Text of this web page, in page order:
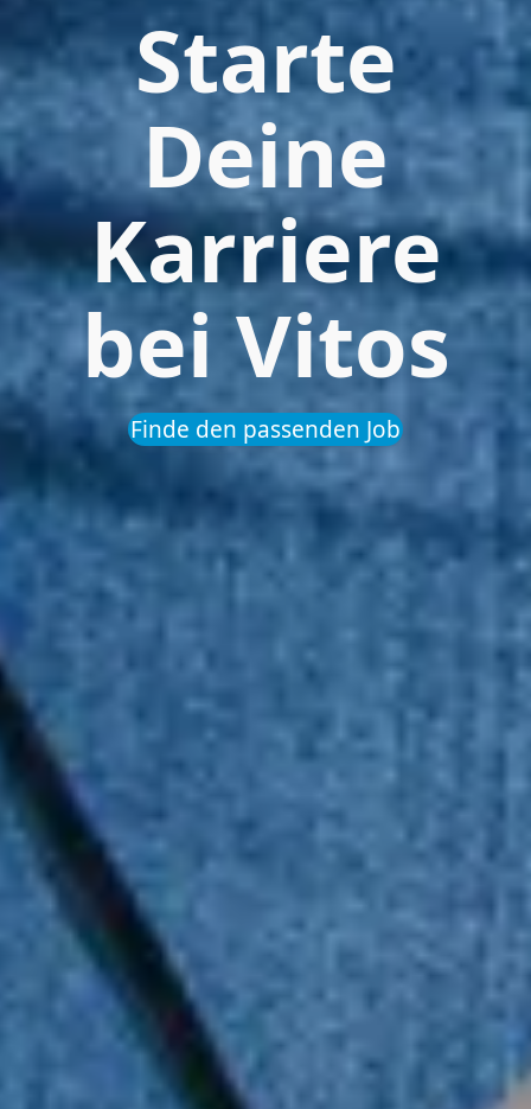
Starte
Deine
Karriere
bei Vitos
Finde den passenden Job